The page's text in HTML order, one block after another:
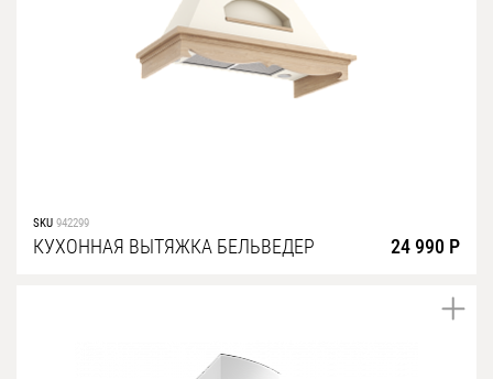
SKU 942299
КУХОННАЯ ВЫТЯЖКА БЕЛЬВЕДЕР 24 990 Р